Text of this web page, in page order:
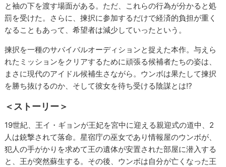
と袖の下を渡す場面がある。ただ、これらの行為が分かると処
罰を受けた。さらに、揀択に参加するだけで経済的負担が重く
なることもあって、希望者は減少していったという。
揀択を一種のサバイバルオーディションと捉えた本作。与えら
れたミッションをクリアするために頑張る候補者たちの姿は、
まさに現代のアイドル候補生さながら。ウンボは果たして揀択
を勝ち抜けるのか、そして彼女を待ち受ける陰謀とは!?
＜ストーリー＞
19世紀、王イ・ギョンが王妃を宮中に迎える親迎式の道中、2
人は銃撃されて落命。星宿庁の巫女であり情報屋のウンボが、
犯人の手がかりを求めて王の遺体が安置された部屋に潜入する
と、王が突然蘇生する。その後、ウンボは自分が亡くなった王